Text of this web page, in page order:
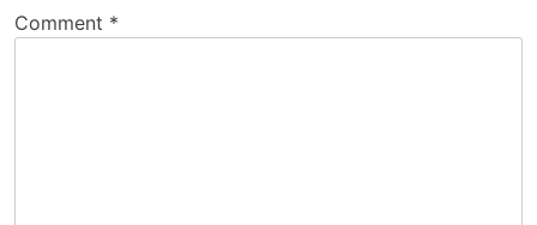
Comment *